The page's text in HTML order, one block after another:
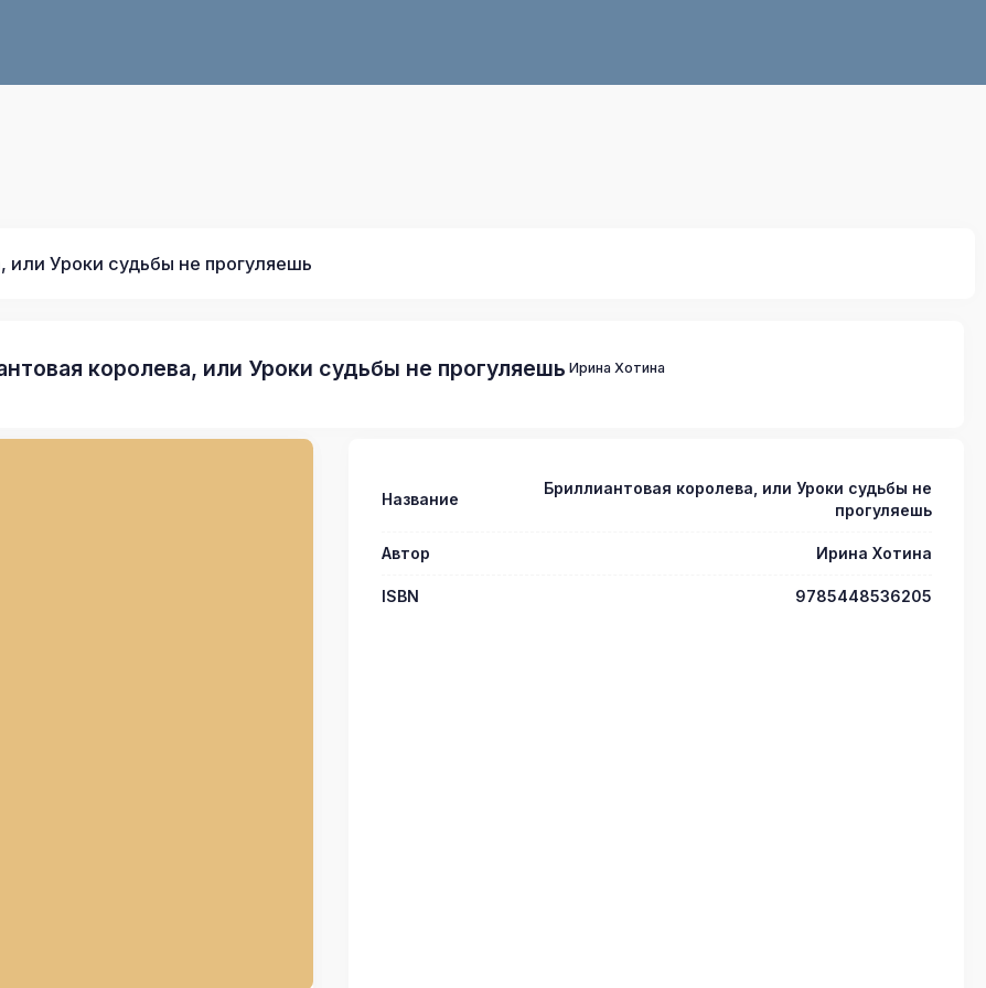
или Уроки судьбы не прогуляешь
королева, или Уроки судьбы не прогуляешь Ирина Хотина
Название
Бриллиантовая королева, или Уроки судьбы не
прогуляешь
Автор Ирина Хотина
ISBN 9785448536205